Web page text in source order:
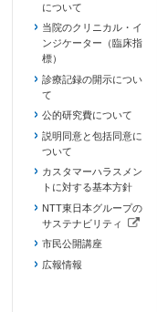
について
当院のクリニカル・イ
ンジケーター（臨床指
標）
診療記録の開示につい
て
公的研究費について
説明同意と包括同意に
ついて
カスタマーハラスメン
トに対する基本方針
NTT東日本グループの
サステナビリティ
（新しいタブで開きます）
市民公開講座
広報情報